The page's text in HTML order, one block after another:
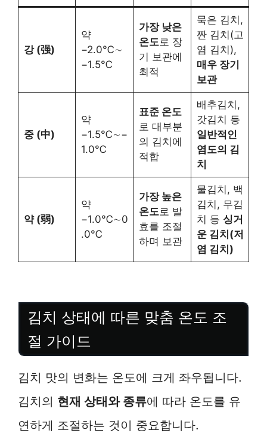
강 (强)
약
−2.0℃∼
−1.5℃
가장 낮은
온도 로 장
기 보관에
최적
묵은 김치,
짠 김치(고
염 김치),
매우 장기
보관
중 (中)
약
−1.5℃∼−
1.0℃
표준 온도
로 대부분
의 김치에
적합
배추김치,
갓김치 등
일반적인
염도의 김
치
약 (弱)
약
−1.0℃∼0
.0℃
가장 높은
온도 로 발
효를 조절
하며 보관
물김치, 백
김치, 무김
치 등 싱거
운 김치(저
염 김치)
김치 상태에 따른 맞춤 온도 조
절 가이드
김치 맛의 변화는 온도에 크게 좌우됩니다.
김치의 현재 상태와 종류에 따라 온도를 유
연하게 조절하는 것이 중요합니다.